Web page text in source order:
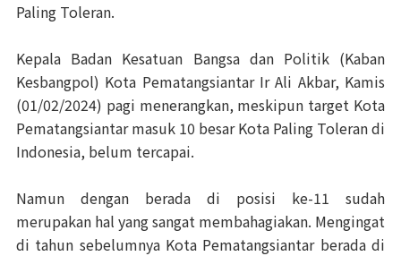
Paling Toleran.
Kepala Badan Kesatuan Bangsa dan Politik (Kaban
Kesbangpol) Kota Pematangsiantar Ir Ali Akbar, Kamis
(01/02/2024) pagi menerangkan, meskipun target Kota
Pematangsiantar masuk 10 besar Kota Paling Toleran di
Indonesia, belum tercapai.
Namun dengan berada di posisi ke-11 sudah
merupakan hal yang sangat membahagiakan. Mengingat
di tahun sebelumnya Kota Pematangsiantar berada di